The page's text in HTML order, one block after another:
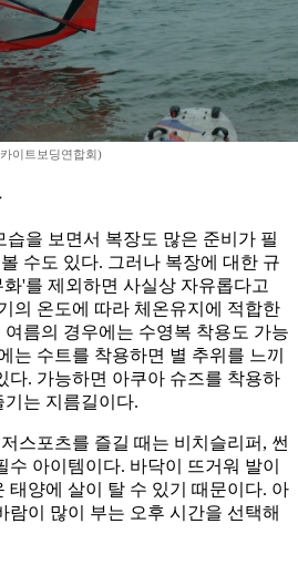
이트보딩연합회)
을 보면서 복장도 많은 준비가 필
수도 있다. 그러나 복장에 대한 규
'를 제외하면 사실상 자유롭다고
의 온도에 따라 체온유지에 적합한
름의 경우에는 수영복 착용도 가능
는 수트를 착용하면 별 추위를 느끼
다. 가능하면 아쿠아 슈즈를 착용하
는 지름길이다.
스포츠를 즐길 때는 비치슬리퍼, 썬
수 아이템이다. 바닥이 뜨거워 발이
태양에 살이 탈 수 있기 때문이다. 아
람이 많이 부는 오후 시간을 선택해